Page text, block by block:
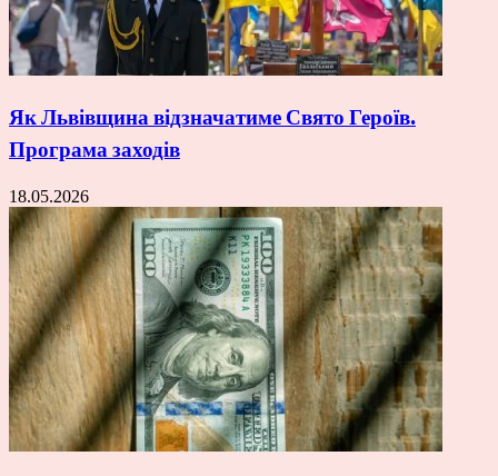
Як Львівщина відзначатиме Свято Героїв.
Програма заходів
18.05.2026